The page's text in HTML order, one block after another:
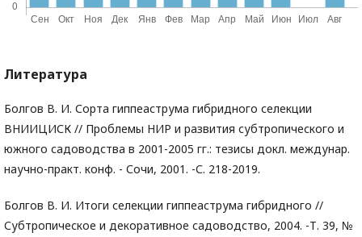
Литература
Болгов В. И. Сорта гиппеаструма гибридного селекции
ВНИИЦИСК // Проблемы НИР и развития субтропического и
южного садоводства в 2001-2005 гг.: тезисы докл. междунар.
научно-практ. конф. - Сочи, 2001. -С. 218-2019.
Болгов В. И. Итоги селекции гиппеаструма гибридного //
Субтропическое и декоративное садоводство, 2004. -Т. 39, №